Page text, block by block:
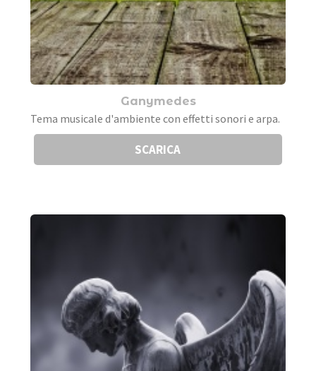
Ganymedes
Tema musicale d'ambiente con effetti sonori e arpa.
SCARICA